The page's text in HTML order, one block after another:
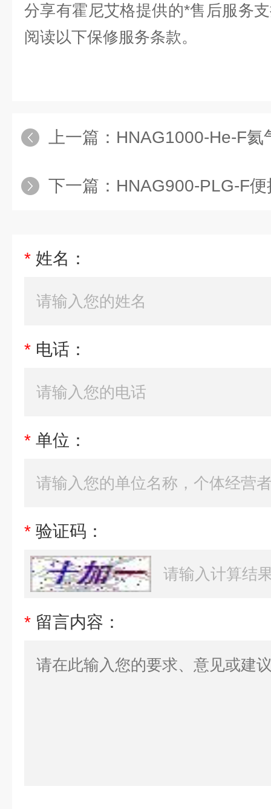
分享有霍尼艾格提供的*售后服务
阅读以下保修服务条款。
上一篇： HNAG1000-He-F氦
下一篇： HNAG900-PLG-F
* 姓名：
* 电话：
* 单位：
* 验证码：
* 留言内容：